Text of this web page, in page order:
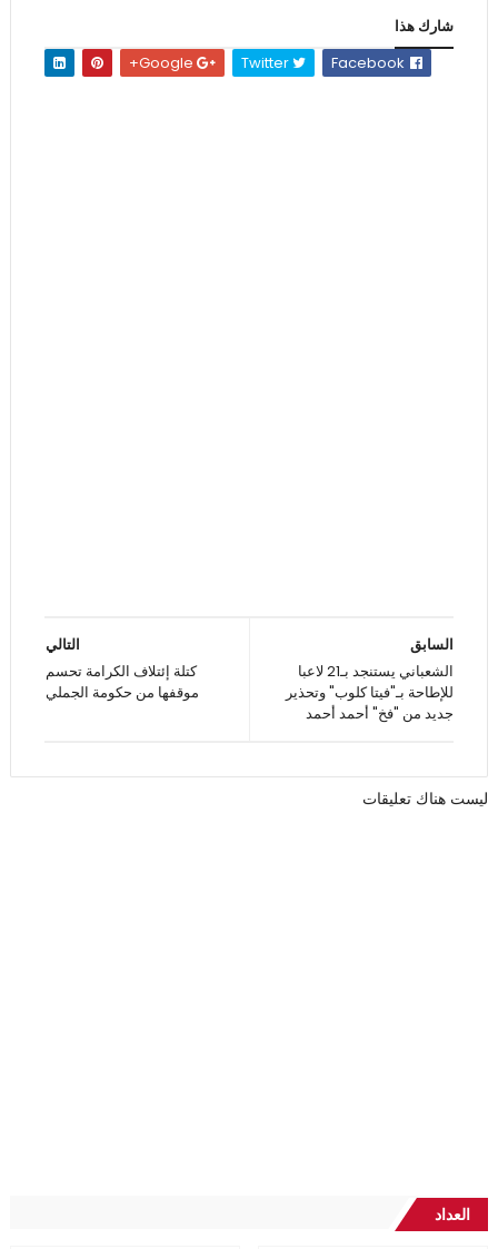
شارك هذا
Twitter
التالي
كتلة إئتلاف الكرامة تحسم
موقفها من حكومة الجملي
السابق
الشعباني يستنجد بـ21 لاعبا
للإطاحة بـ"فيتا كلوب" وتحذير
جديد من "فخ" أحمد أحمد
ليست هناك تعليقات
العداد